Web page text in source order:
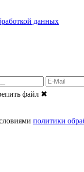
данных
файл ✖
политики